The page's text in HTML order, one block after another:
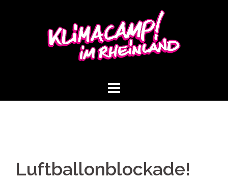
Luftballonblockade!